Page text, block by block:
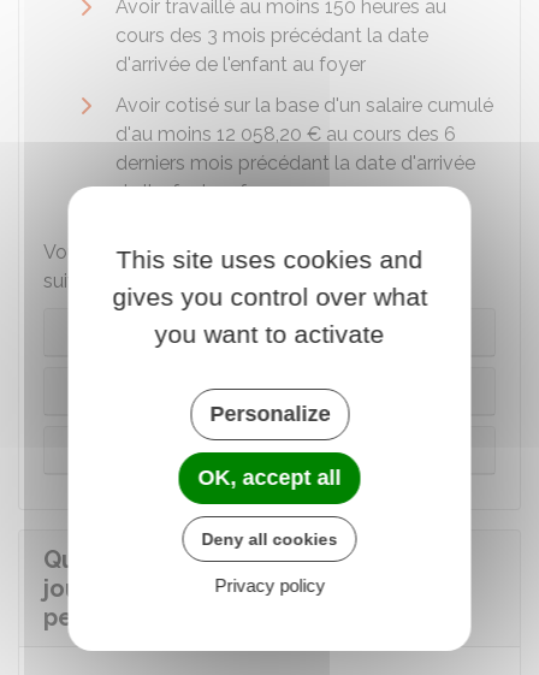
Avoir travaillé au moins 150 heures au
cours des 3 mois précédant la date
d'arrivée de l'enfant au foyer
Avoir cotisé sur la base d'un salaire cumulé
d'au moins 12 058,20 € au cours des 6
derniers mois précédant la date d'arrivée
de l'enfant au foyer
Vous devez également obtenir les documents
suivants en fonction du lieu de l'adoption :
En France
Espace Schengen
Dans un autre pays
Quel est le montant des indemnités
journalières perçues par le salarié
pendant le congé d'adoption ?
This site uses cookies and
gives you control over what
you want to activate
Personalize
OK, accept all
Deny all cookies
Privacy policy